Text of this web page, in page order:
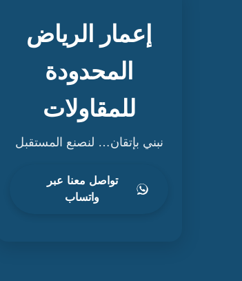
إعمار الرياض
المحدودة
للمقاولات
نبني بإتقان… لنصنع المستقبل
تواصل معنا عبر
واتساب